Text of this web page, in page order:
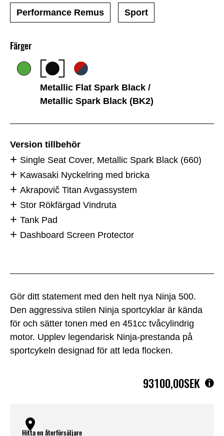
Gör ditt statement med den helt nya Ninja 500.
Den aggressiva stilen Ninja sportcyklar är kända
för och sätter tonen med en 451cc tvåcylindrig
motor. Upplev legendarisk Ninja-prestanda på
sportcykeln designad för att leda flocken.
93100,00SEK
Färger
Metallic Flat Spark Black /
Metallic Spark Black (BK2)
Performance Remus Sport
Version tillbehör
Single Seat Cover, Metallic Spark Black (660)
Kawasaki Nyckelring med bricka
Akrapovič Titan Avgassystem
Stor Rökfärgad Vindruta
Tank Pad
Dashboard Screen Protector
Hitta en återförsäljare